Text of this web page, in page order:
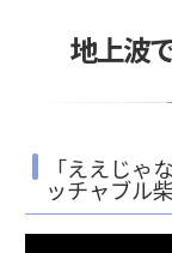
地上波
「ええじゃ
ッチャブル